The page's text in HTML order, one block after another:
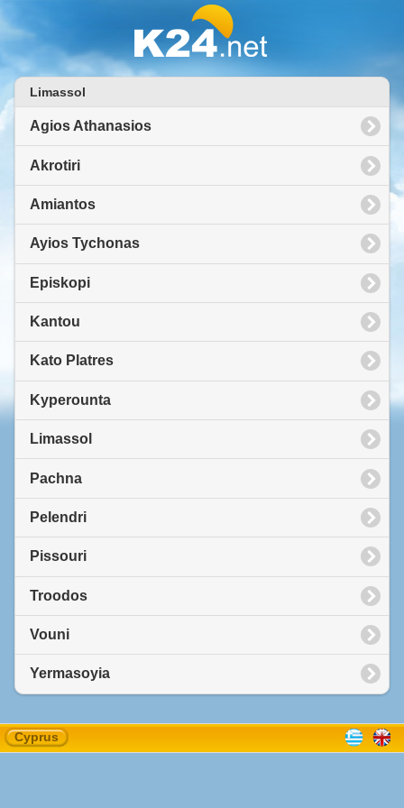
Limassol
Agios Athanasios
Akrotiri
Amiantos
Ayios Tychonas
Episkopi
Kantou
Kato Platres
Kyperounta
Limassol
Pachna
Pelendri
Pissouri
Troodos
Vouni
Yermasoyia
Cyprus